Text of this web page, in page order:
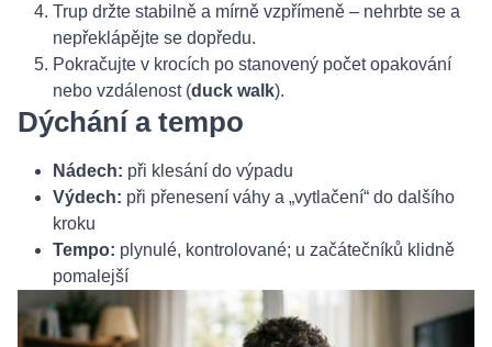
Trup držte stabilně a mírně vzpřímeně – nehrbte se a
nepřeklápějte se dopředu.
Pokračujte v krocích po stanovený počet opakování
nebo vzdálenost (duck walk).
Dýchání a tempo
Nádech: při klesání do výpadu
Výdech: při přenesení váhy a „vytlačení“ do dalšího
kroku
Tempo: plynulé, kontrolované; u začátečníků klidně
pomalejší